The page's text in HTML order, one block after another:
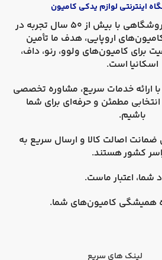
اینترنتی لوازم یدکی کامیون
، به عنوان فروشگاهی با بیش از 50 سال تجربه در
اروپایی، هدف ما تأمین
برای کامیون‌های ولوو، رنو، داف،
اسکانیا است.
ارائه خدمات سریع، مشاوره تخصصی
مطمئن و حرفه‌ای برای شما
باشیم.
ضمانت اصالت کالا و ارسال سریع به
کشورهستند.
شما، اعتبار ماست.
همیشگی کامیون‌های شما.
لینک های سریع